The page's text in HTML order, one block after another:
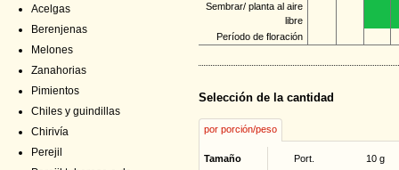
Acelgas
Berenjenas
Melones
Zanahorias
Pimientos
Chiles y guindillas
Chirivía
Perejil
Sembrar/ planta al aire
libre
Período de floración
Selección de la cantidad
por porción/peso
Tamaño Port. 10 g